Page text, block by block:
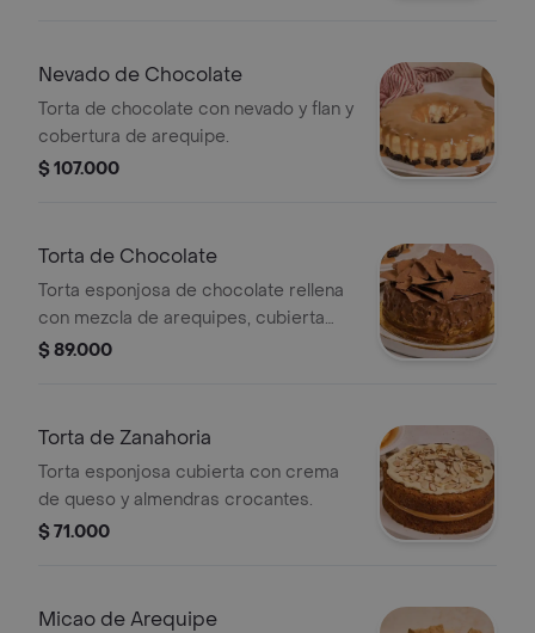
Nevado de Chocolate
Torta de chocolate con nevado y flan y
cobertura de arequipe.
$ 107.000
Torta de Chocolate
Torta esponjosa de chocolate rellena
con mezcla de arequipes, cubierta
con chocolate semi amargo y
$ 89.000
Torta de Zanahoria
Torta esponjosa cubierta con crema
de queso y almendras crocantes.
$ 71.000
Micao de Arequipe